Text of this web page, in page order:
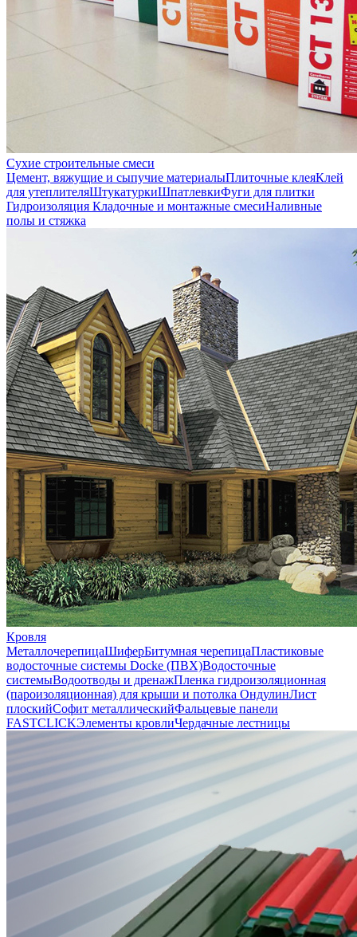
Сухие строительные смеси
Цемент, вяжущие и сыпучие материалыПлиточные клеяКлей
для утеплителяШтукатуркиШпатлевкиФуги для плитки
Гидроизоляция Кладочные и монтажные смесиНаливные
полы и стяжка
Кровля
МеталлочерепицаШиферБитумная черепицаПластиковые
водосточные системы Docke (ПВХ)Водосточные
системыВодоотводы и дренажПленка гидроизоляционная
(пароизоляционная) для крыши и потолка ОндулинЛист
плоскийСофит металлическийФальцевые панели
FASTCLICKЭлементы кровлиЧердачные лестницы